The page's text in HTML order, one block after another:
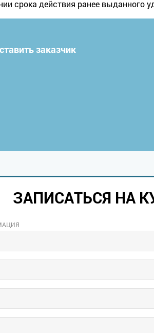
срока действия ранее выданного
заказчик
ЗАПИСАТЬСЯ НА